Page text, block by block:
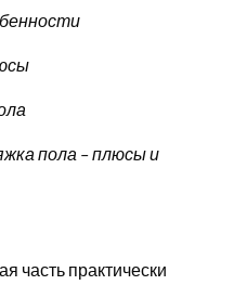
пола – плюсы и
часть практически